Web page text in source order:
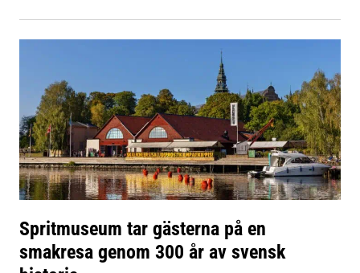
Spritmuseum tar gästerna på en
smakresa genom 300 år av svensk